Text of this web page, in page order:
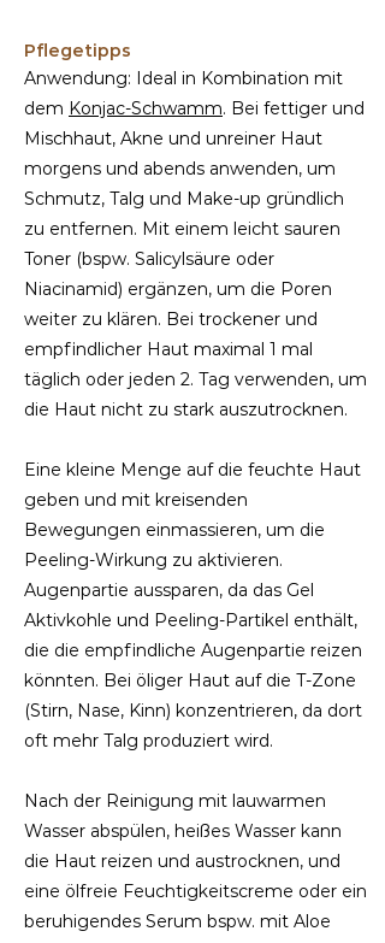
Pflegetipps
Anwendung: Ideal in Kombination mit
dem Konjac-Schwamm. Bei fettiger und
Mischhaut, Akne und unreiner Haut
morgens und abends anwenden, um
Schmutz, Talg und Make-up gründlich
zu entfernen. Mit einem leicht sauren
Toner (bspw. Salicylsäure oder
Niacinamid) ergänzen, um die Poren
weiter zu klären. Bei trockener und
empfindlicher Haut maximal 1 mal
täglich oder jeden 2. Tag verwenden, um
die Haut nicht zu stark auszutrocknen.
Eine kleine Menge auf die feuchte Haut
geben und mit kreisenden
Bewegungen einmassieren, um die
Peeling-Wirkung zu aktivieren.
Augenpartie aussparen, da das Gel
Aktivkohle und Peeling-Partikel enthält,
die die empfindliche Augenpartie reizen
könnten. Bei öliger Haut auf die T-Zone
(Stirn, Nase, Kinn) konzentrieren, da dort
oft mehr Talg produziert wird.
Nach der Reinigung mit lauwarmen
Wasser abspülen, heißes Wasser kann
die Haut reizen und austrocknen, und
eine ölfreie Feuchtigkeitscreme oder ein
beruhigendes Serum bspw. mit Aloe